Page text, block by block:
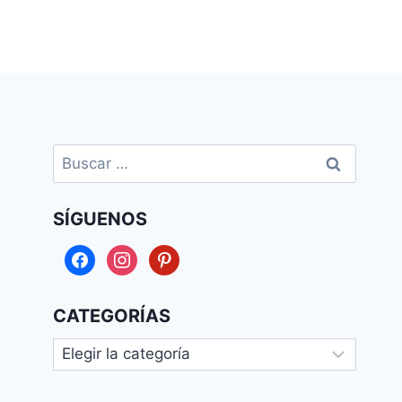
Buscar:
SÍGUENOS
facebookinstagrampinterest
CATEGORÍAS
Categorías